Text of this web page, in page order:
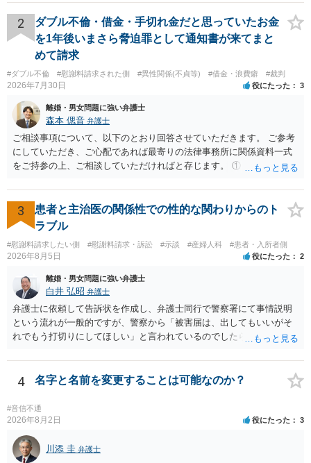
れていますので、通常は、病気や事故によって臨時に必要となった医
療費その他これに類する特別支出を念頭に置いた条項と読むのが自然
です。したがって、大学の入学金、授業料、受験費用などの教育費に
ついてまで、「この条項があるから当然に半額を請求できる」とまで
は言いにくいと思われます。なお、通常、大学進学費用をどこまで負
担すべきかについては、離婚時の合意内容のほか、子どもの年齢、大
学進学についての父母の認識、父母の学歴・収入・資産状況、進学先
や費用などを踏まえて個別に検討することになります。公正証書の他
の条項において、養育費の終期についてどのように定められている
か、大学進学に関する定めの有無、「教育費」「進学費用」に関する
定めの有無等について確認する必要があると考えられます。
2
ダブル不倫・借金・手切れ金だと思っていたお金
を1年後いまさら脅迫罪として通知書が来てまと
めて請求
#ダブル不倫 #慰謝料請求された側 #異性関係(不貞等) #借金・浪費癖 #裁判
2026年7月30日 役にたった 3
離婚・男女問題に強い弁護士
森本 偲音 弁護士
ご相談事項について、以下のとおり回答させていただきます。 ご参考
にしていただき、ご心配であれば最寄りの法律事務所に関係資料一式
をご持参の上、ご相談していただければと存じます。 ① このLINEの
される可能性はあるのか ⇒LINEを含む１００万円の貸付に至るまでの
やり取り等の経緯、誓約書の内容等を踏まえて、関係を清算するため
の 金銭であったと評価される可能性はあると考えます。 ② 「今後一
どの程度証拠価値があるのか ⇒前後のやり取りや誓約書の具体的内容
を見ない限り、具体的な判断はできませんが、一定の証拠価値はある
と考えます。 ③ 借用書があっても、後から100万円を貸付扱いに変更
することは認められるのか。 ⇒おそらく１００万円は不当利得（受け
取る正当な権利がないのに利益を取得した）として返還請求されてい
るものかと推察しますので、 貸金返還ではないかと存じます。 ④ 私
は現在、収入も不安定で貯金もなくリボ払い借金が既に約100万あり。
今年に再婚したが主人はお金に厳しい為、一括で220万円を支払う事は
困難 仮に裁判で敗訴した場合でも、分割払いになる可能性はあります
か。 ⇒判決となり敗訴してしまった場合は、強制執行により不動産等
の財産を差し押さえられ、そこから債権回収が図られることになりま
いにより支払うことも十分可能です。 ⑤ このような事情であれば、私
識を前提にすれば、１００万円も含めて返済する必要はないと考えら
れるため、 120万円のみについて交渉を続けることがベターかと存じ
3
患者と主治医の関係性での性的な関わりからのト
ラブル
#慰謝料請求したい側 #慰謝料請求・訴訟 #示談 #産婦人科 #患者・入所者側
2026年8月5日 役にたった 2
離婚・男女問題に強い弁護士
白井 弘昭 弁護士
弁護士に依頼して告訴状を作成し、弁護士同行で警察署にて事情説明
という流れが一般的ですが、警察から「被害届は、出してもいいがそ
れでもう打切りにしてほしい」と言われているのでしたら、あまり結
検察庁に訴えるのもありかもしれないですが、実際に捜査をするの
は、結局所轄だと思われますので、やはり結論は変わらないかもしれ
談してみてはいかがでしょうか。 以上、ご参考まで。
4 名字と名前を変更することは可能なのか？
#音信不通
2026年8月2日 役にたった 3
川添 圭 弁護士